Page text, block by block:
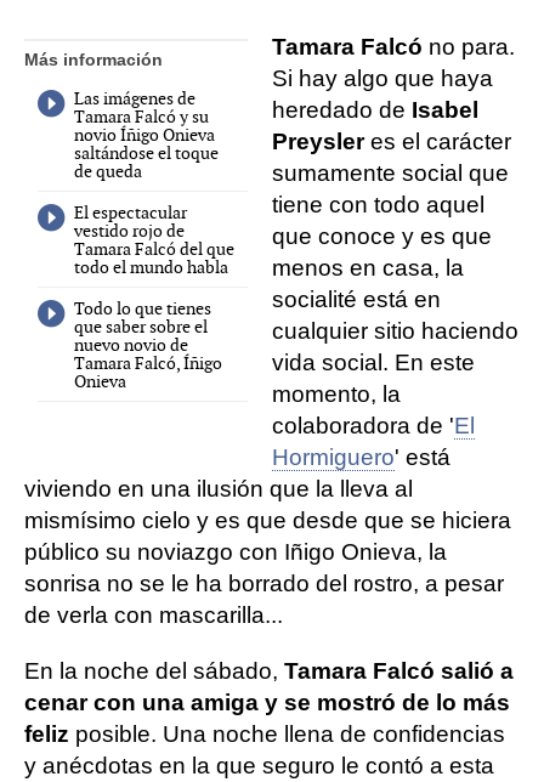
Más información
Las imágenes de
Tamara Falcó y su
novio Íñigo Onieva
saltándose el toque
de queda
El espectacular
vestido rojo de
Tamara Falcó del que
todo el mundo habla
Todo lo que tienes
que saber sobre el
nuevo novio de
Tamara Falcó, Íñigo
Onieva
Tamara Falcó no para.
Si hay algo que haya
heredado de Isabel
Preysleres el carácter
sumamente social que
tiene con todo aquel
que conoce y es que
menos en casa, la
socialité está en
cualquier sitio haciendo
vida social. En este
momento, la
colaboradora de 'El
Hormiguero' está
viviendo en una ilusión que la lleva al
mismísimo cielo y es que desde que se hiciera
público su noviazgo con Iñigo Onieva, la
sonrisa no se le ha borrado del rostro, a pesar
de verla con mascarilla...
En la noche del sábado, Tamara Falcó salió a
cenar con una amiga y se mostró de lo más
feliz posible. Una noche llena de confidencias
y anécdotas en la que seguro le contó a esta